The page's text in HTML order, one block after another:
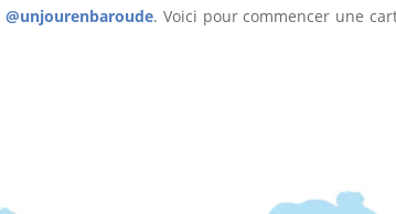
@unjourenbaroude. Voici pour commencer une